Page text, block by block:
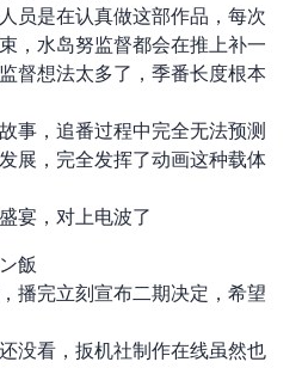
员是在认真做这部作品，每次
，水岛努监督都会在推上补一
督想法太多了，季番长度根本
事，追番过程中完全无法预测
展，完全发挥了动画这种载体
宴，对上电波了
飯
，播完立刻宣布二期决定，希望
没看)，扳机社制作在线(虽然也